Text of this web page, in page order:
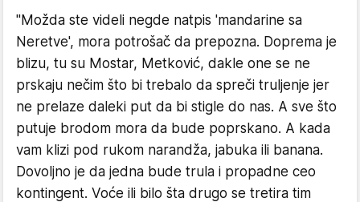
"Možda ste videli negde natpis 'mandarine sa
Neretve', mora potrošač da prepozna. Doprema je
blizu, tu su Mostar, Metković, dakle one se ne
prskaju nečim što bi trebalo da spreči truljenje jer
ne prelaze daleki put da bi stigle do nas. A sve što
putuje brodom mora da bude poprskano. A kada
vam klizi pod rukom narandža, jabuka ili banana.
Dovoljno je da jedna bude trula i propadne ceo
kontingent. Voće ili bilo šta drugo se tretira tim